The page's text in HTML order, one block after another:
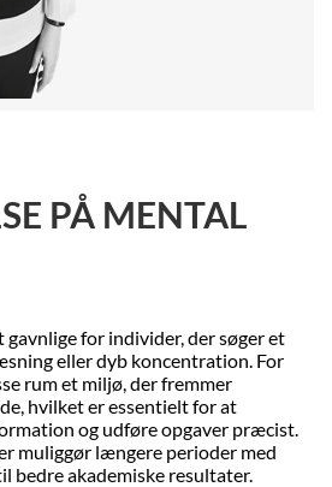
PÅ MENTAL
for individer, der søger et
eller dyb koncentration. For
rum et miljø, der fremmer
hvilket er essentielt for at
og udføre opgaver præcist.
muliggør længere perioder med
bedre akademiske resultater.